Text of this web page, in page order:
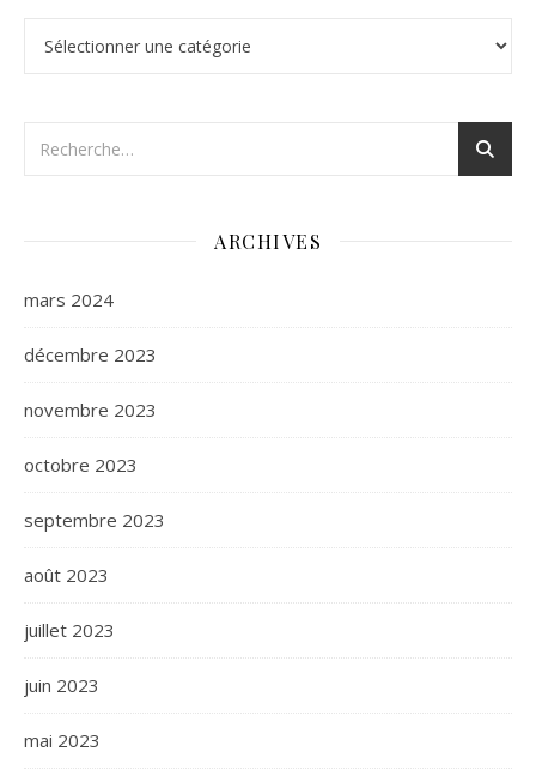
ARCHIVES
mars 2024
décembre 2023
novembre 2023
octobre 2023
septembre 2023
août 2023
juillet 2023
juin 2023
mai 2023